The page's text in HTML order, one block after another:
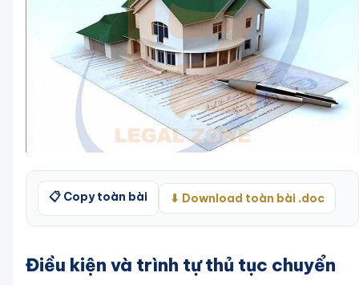
📋 Copy toàn bài ⬇ Download toàn bài .doc
Điều kiện và trình tự thủ tục chuyển